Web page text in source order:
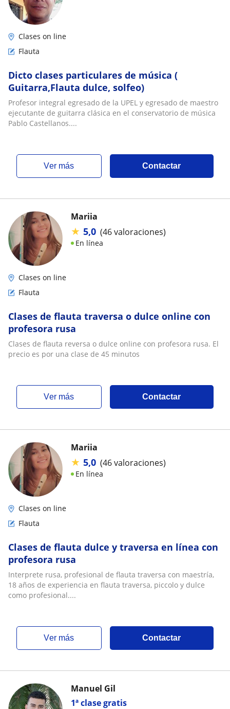
Clases on line
Flauta
Dicto clases particulares de música (
Guitarra,Flauta dulce, solfeo)
Profesor integral egresado de la UPEL y egresado de maestro
ejecutante de guitarra clásica en el conservatorio de música
Pablo Castellanos....
ver más Contactar
Mariia
★ 5,0 (46 valoraciones)
En línea
Clases on line
Flauta
Clases de flauta traversa o dulce online con
profesora rusa
Clases de flauta reversa o dulce online con profesora rusa. El
precio es por una clase de 45 minutos
ver más Contactar
Mariia
★ 5,0 (46 valoraciones)
En línea
Clases on line
Flauta
Clases de flauta dulce y traversa en línea con
profesora rusa
Interprete rusa, profesional de flauta traversa con maestría,
18 años de experiencia en flauta traversa, piccolo y dulce
como profesional....
ver más Contactar
1ª clase gratis
Manuel Gil